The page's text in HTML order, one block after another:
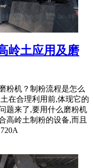
岭土应用及磨
粉机？制粉流程是怎么
在合理利用前,体现它的
题来了,要用什么磨粉机
高岭土制粉的设备,而且